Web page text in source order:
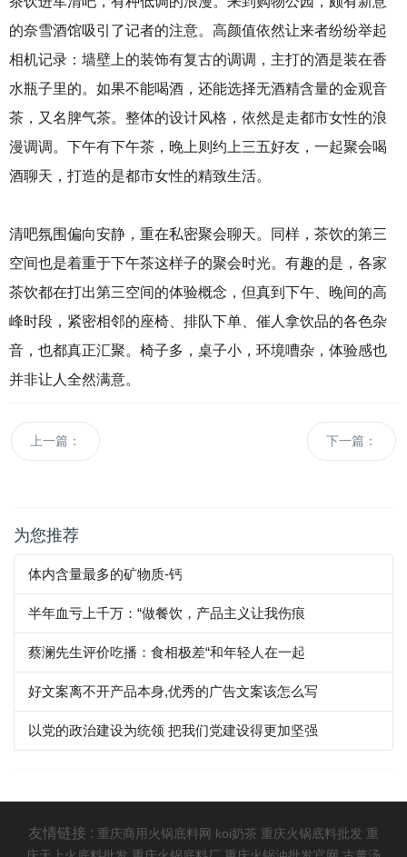
的奈雪酒馆吸引了记者的注意。高颜值依然让来者纷纷举起
相机记录：墙壁上的装饰有复古的调调，主打的酒是装在香
水瓶子里的。如果不能喝酒，还能选择无酒精含量的金观音
茶，又名脾气茶。整体的设计风格，依然是走都市女性的浪
漫调调。下午有下午茶，晚上则约上三五好友，一起聚会喝
酒聊天，打造的是都市女性的精致生活。
清吧氛围偏向安静，重在私密聚会聊天。同样，茶饮的第三
空间也是着重于下午茶这样子的聚会时光。有趣的是，各家
茶饮都在打出第三空间的体验概念，但真到下午、晚间的高
峰时段，紧密相邻的座椅、排队下单、催人拿饮品的各色杂
音，也都真正汇聚。椅子多，桌子小，环境嘈杂，体验感也
并非让人全然满意。
上一篇： 下一篇：
为您推荐
体内含量最多的矿物质-钙
半年血亏上千万：“做餐饮，产品主义让我伤痕
蔡澜先生评价吃播：食相极差“和年轻人在一起
好文案离不开产品本身,优秀的广告文案该怎么写
以党的政治建设为统领 把我们党建设得更加坚强
友情链接 : 重庆商用火锅底料网 koi奶茶 重庆火锅底料批发 重